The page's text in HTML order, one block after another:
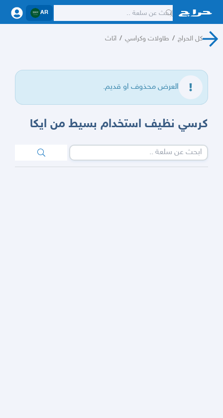
AR
كل الحراج / طاولات وكراسي / اثاث
العرض محذوف او قديم.
كرسي نظيف استخدام بسيط من ايكا